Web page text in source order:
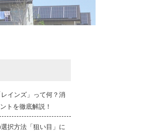
に関するよくある質問
インズ」って何？消
トを徹底解説！
択方法「狙い目」に